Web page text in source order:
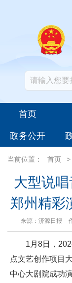
首页
政务公开
当前位置： 首页 >
大型说
郑州精彩
来源：济源日报
1月8日，
点文艺创作项目
中心大剧院成功